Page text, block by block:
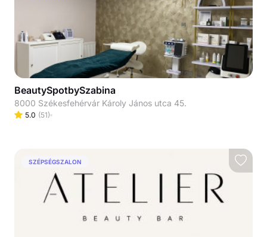
BeautySpotbySzabina
8000 Székesfehérvár Károly János utca 45.
5.0 (51)
SZÉPSÉGSZALON